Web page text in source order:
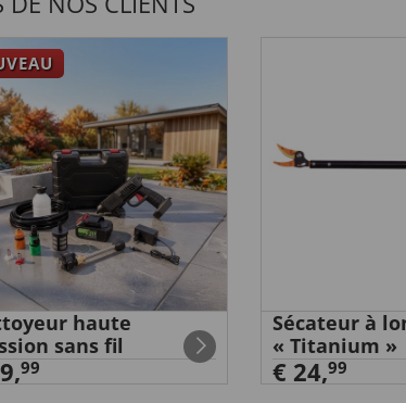
haute
sans fil
99
Sécateur à
« Titanium »
€ 24,99